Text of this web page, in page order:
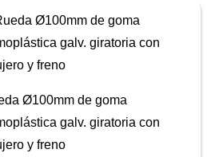
Ø100mm de goma
galv. giratoria con
y freno